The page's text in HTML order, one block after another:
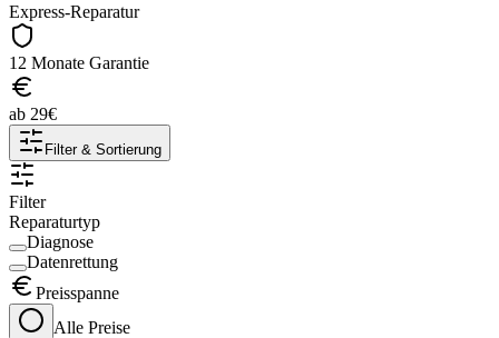
Express-Reparatur
12 Monate Garantie
ab 29€
Filter & Sortierung
Filter
Reparaturtyp
Diagnose
Datenrettung
Preisspanne
Alle Preise